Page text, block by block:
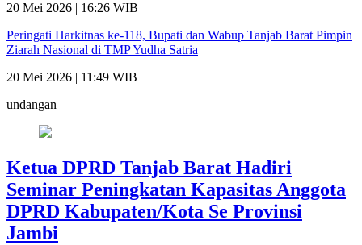
20 Mei 2026 | 16:26 WIB
Peringati Harkitnas ke-118, Bupati dan Wabup Tanjab Barat Pimpin
Ziarah Nasional di TMP Yudha Satria
20 Mei 2026 | 11:49 WIB
undangan
Ketua DPRD Tanjab Barat Hadiri
Seminar Peningkatan Kapasitas Anggota
DPRD Kabupaten/Kota Se Provinsi
Jambi